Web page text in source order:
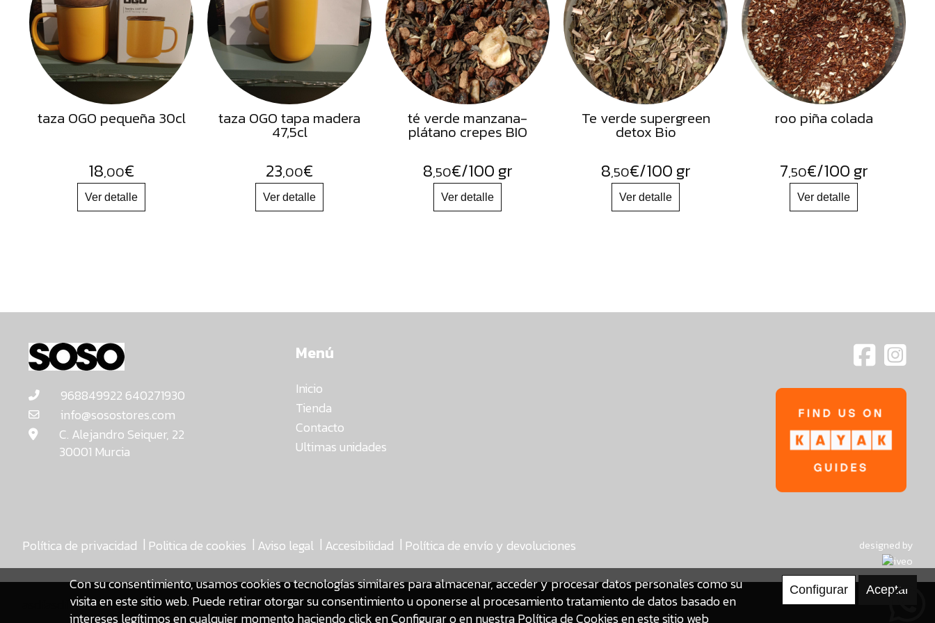
Frutos
Secos
Hierbas
Harinas
Accesorios
taza OGO pequeña 30cl
18,00€
taza OGO tapa madera
47,5cl
23,00€
té verde manzana-
plátano crepes BIO
8,50€/100 gr
Te verde supergreen
detox Bio
8,50€/100 gr
roo piña colada
7,50€/100 gr
968849922 640271930
info@sosostores.com
C. Alejandro Seiquer, 22
30001 Murcia
Menú
Inicio
Tienda
Contacto
Ultimas unidades
Política de privacidad | Politica de cookies | Aviso legal | Accesibilidad | Política de envío y devoluciones designed by
Con su consentimiento, usamos cookies o tecnologías similares para almacenar, acceder y procesar datos personales como su
visita en este sitio web. Puede retirar otorgar su consentimiento u oponerse al procesamiento tratamiento de datos basado en
intereses legítimos en cualquier momento haciendo click en Configurar o en nuestraPolítica de Cookies en este sitio web